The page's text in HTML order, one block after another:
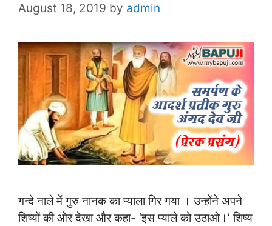
August 18, 2019 by admin
गन्दे नाले में गुरु नानक का प्याला गिर गया । उन्होंने अपने
शिष्यों की ओर देखा और कहा- ‘इस प्याले को उठाओ।’ शिष्य